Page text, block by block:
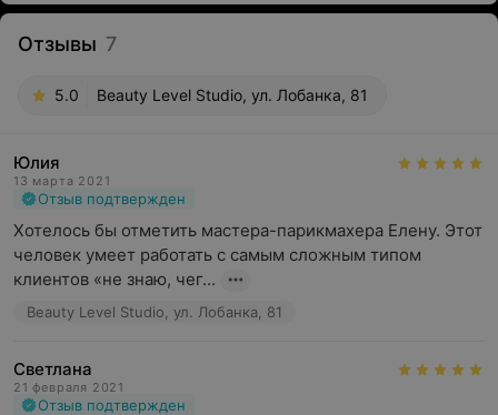
Отзывы 7
5.0 Beauty Level Studio, ул. Лобанка, 81
Юлия
13 марта 2021
Отзыв подтвержден
Хотелось бы отметить мастера-парикмахера Елену. Этот
человек умеет работать с самым сложным типом
клиентов «не знаю, чег...
Beauty Level Studio, ул. Лобанка, 81
Светлана
21 февраля 2021
Отзыв подтвержден